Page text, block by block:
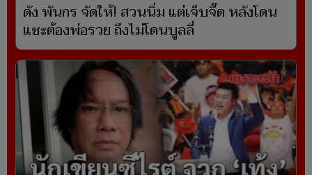
ดัง พันกร จัดให้! สวนนิ่ม แต่เจ็บจี๊ด หลังโดน
แซะต้องพ่อรวย ถึงไม่โดนบูลลี่